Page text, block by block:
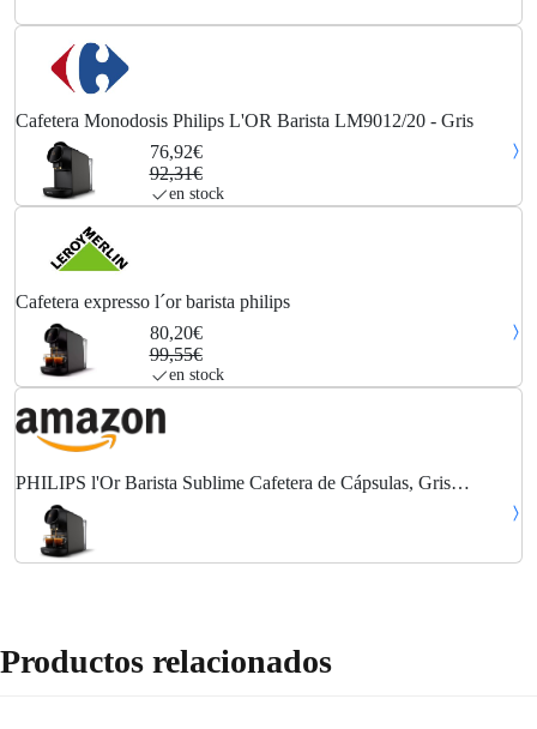
Cafetera Monodosis Philips L'OR Barista LM9012/20 - Gris
76,92€
92,31€
en stock
Cafetera expresso l´or barista philips
80,20€
99,55€
en stock
PHILIPS l'Or Barista Sublime Cafetera de Cápsulas, Gris
Cachemir, Reconocimiento de Cápsula Doble, 1 o 2 Tazas,
Bandeja de Goteo Ajustable, LM9012/20
Productos relacionados